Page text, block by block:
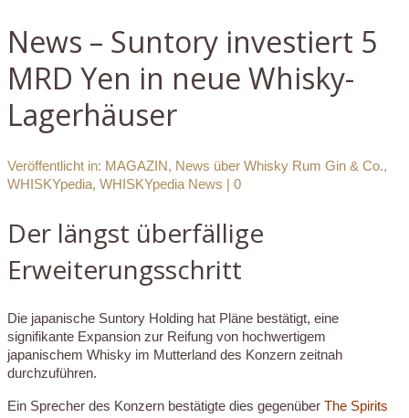
News – Suntory investiert 5
MRD Yen in neue Whisky-
Lagerhäuser
Veröffentlicht in: MAGAZIN, News über Whisky Rum Gin & Co.,
WHISKYpedia, WHISKYpedia News | 0
Der längst überfällige
Erweiterungsschritt
Die japanische Suntory Holding hat Pläne bestätigt, eine
signifikante Expansion zur Reifung von hochwertigem
japanischem Whisky im Mutterland des Konzern zeitnah
durchzuführen.
Ein Sprecher des Konzern bestätigte dies gegenüber The Spirits